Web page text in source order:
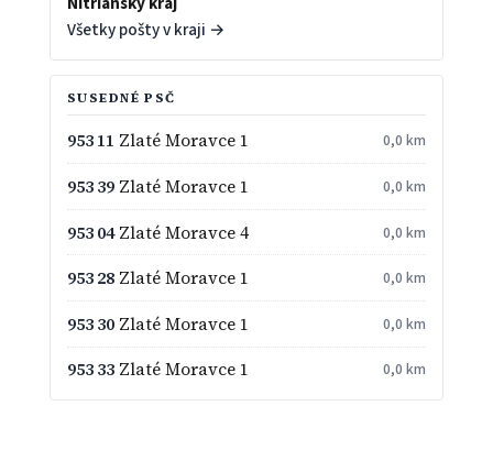
Všetky pošty v kraji →
SUSEDNÉ PSČ
953 11 Zlaté Moravce 1 0,0 km
953 39Zlaté Moravce 1 0,0 km
953 04Zlaté Moravce 4 0,0 km
953 28Zlaté Moravce 1 0,0 km
953 30Zlaté Moravce 1 0,0 km
953 33Zlaté Moravce 1 0,0 km